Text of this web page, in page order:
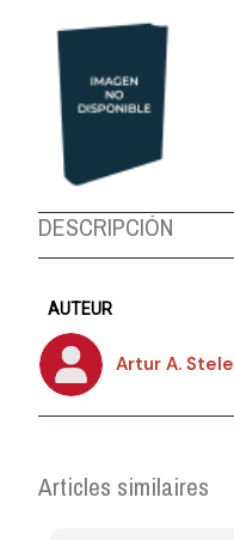
DESCRIPCIÓN
AUTEUR
Artur A. Stele
Articles similaires